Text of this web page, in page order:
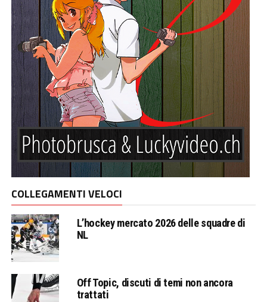
COLLEGAMENTI VELOCI
L’hockey mercato 2026 delle squadre di
NL
Off Topic, discuti di temi non ancora
trattati